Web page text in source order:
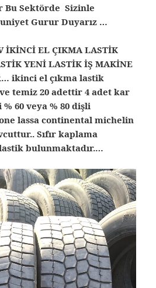
Bu Sektörde Sizinle
Gurur Duyarız …
İKİNCİ EL ÇIKMA LASTİK
YENİ LASTİK İŞ MAKİNE
ikinci el çıkma lastik
ve temiz 20 adettir 4 adet kar
60 veya % 80 dişli
lassa continental michelin
Sıfır kaplama
lastik bulunmaktadır.…